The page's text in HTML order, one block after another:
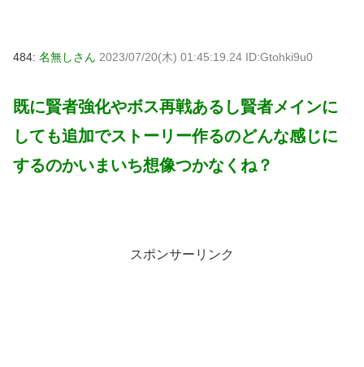
484: 名無しさん 2023/07/20(木) 01:45:19.24 ID:Gtohki9u0
既に賢者強化やボス再戦あるし賢者メインに
しても追加でストーリー作るのどんな感じに
するのかいまいち想像つかなくね？
スポンサーリンク